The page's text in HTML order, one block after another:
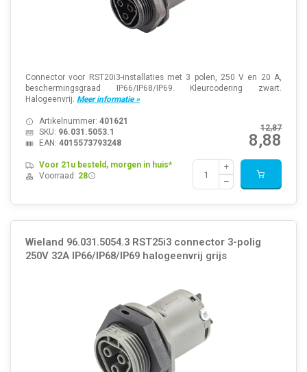
Connector voor RST20i3-installaties met 3 polen, 250 V en 20 A,
beschermingsgraad IP66/IP68/IP69. Kleurcodering zwart.
Halogeenvrij. Meer informatie »
12,87
8,88
Artikelnummer: 401621
SKU: 96.031.5053.1
EAN: 4015573793248
Voor 21u besteld, morgen in huis*
Voorraad: 28
Wieland 96.031.5054.3 RST25i3 connector 3-polig
250V 32A IP66/IP68/IP69 halogeenvrij grijs